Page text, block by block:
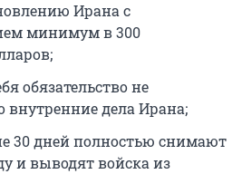
Ирана с
минимум в 300
обязательство не
внутренние дела Ирана;
30 дней полностью снимают
и выводят войска из